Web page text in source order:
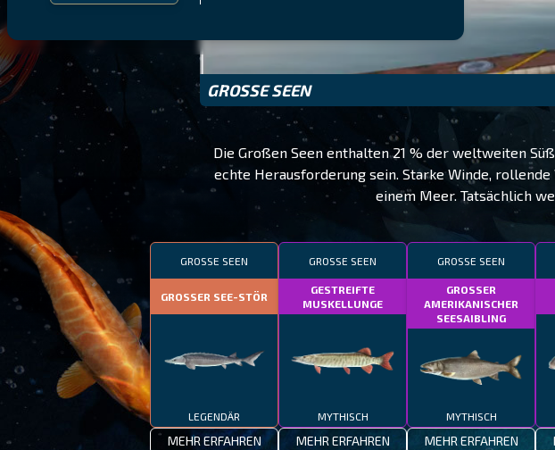
GROSSE SEEN
Die Großen Seen enthalten 21 % der weltweiten
echte Herausforderung sein. Starke Winde,
einem Meer. Tatsächlich
GROSSE SEEN
GROSSER SEE-STÖR
LEGENDÄR
MEHR ERFAHREN
GROSSE SEEN
GESTREIFTE
MUSKELLUNGE
MYTHISCH
MEHR ERFAHREN
GROSSE SEEN
GROSSER
AMERIKANISCHER
SEESAIBLING
MYTHISCH
MEHR ERFAHREN